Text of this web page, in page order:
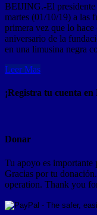
BEIJING.-El
martes (01/10/19) a las
primera vez que lo
aniversario de la
en una limusina negra
Leer Mas
¡Registra tu cuenta
Donar
Tu apoyo es importante
Gracias por tu
operation. Thank you